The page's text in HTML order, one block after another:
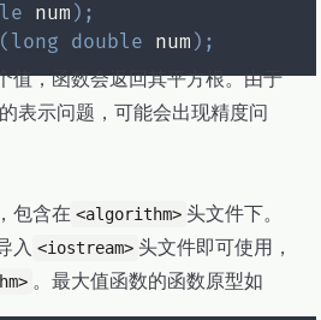
num ) ;
( long double num ) ;
值，函数会返回其平方根。由于
表示问题，可能会出现精度问
，包含在 <algorithm> 头文件下。
入 <iostream> 头文件即可使用，
。最大值函数的函数原型如